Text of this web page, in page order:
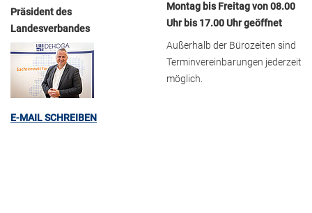
Präsident des
Landesverbandes
E-MAIL SCHREIBEN
Montag bis Freitag von 08.00
Uhr bis 17.00 Uhr geöffnet
Außerhalb der Bürozeiten sind
Terminvereinbarungen jederzeit
möglich.